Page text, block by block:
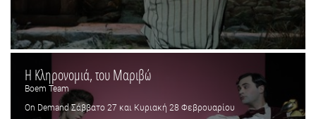
Η Κληρονομιά, του Μαριβώ
Boem Team
On Demand Σάββατο 27 και Κυριακή 28 Φεβρουαρίου